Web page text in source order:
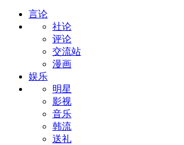
言论
社论
评论
交流站
漫画
娱乐
明星
影视
音乐
韩流
送礼